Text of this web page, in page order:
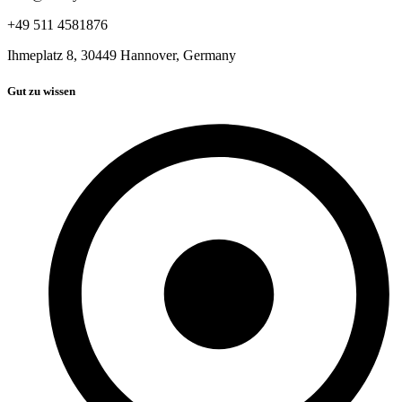
+49 511 4581876
Ihmeplatz 8, 30449 Hannover, Germany
Gut zu wissen